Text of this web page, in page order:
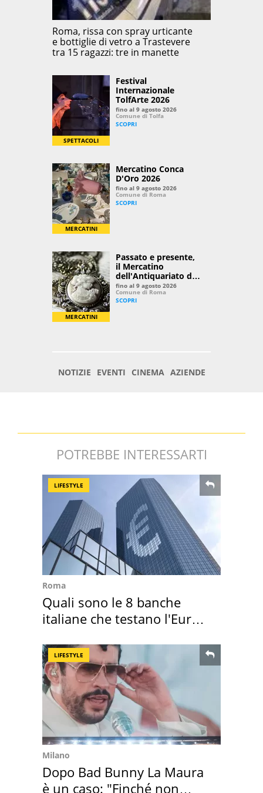
POTREBBE INTERESSARTI
LIFESTYLE
Roma
Quali sono le 8 banche
italiane che testano l'Euro
LIFESTYLE
Milano
Dopo Bad Bunny La Maura
è un caso: "Finché non